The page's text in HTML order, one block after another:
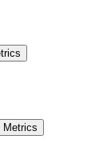
Metrics